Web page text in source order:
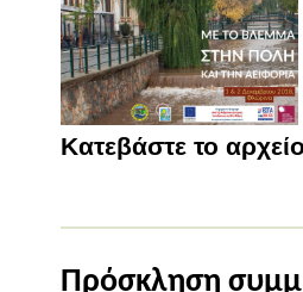
Κατεβάστε το
Πρόσκληση